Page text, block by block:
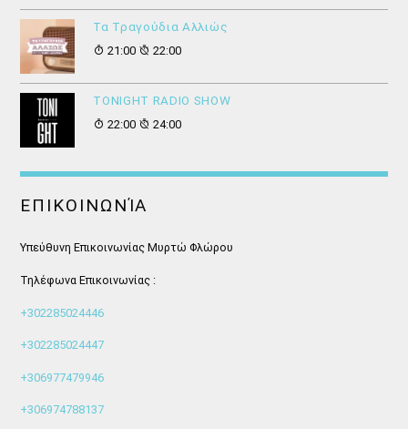
Τα Τραγούδια Αλλιώς
21:00
22:00
ΤONIGHT RADIO SHOW
22:00
24:00
ΕΠΙΚΟΙΝΩΝΊΑ
Υπεύθυνη Επικοινωνίας Μυρτώ Φλώρου
Τηλέφωνα Επικοινωνίας :
+302285024446
+302285024447
+306977479946
+306974788137